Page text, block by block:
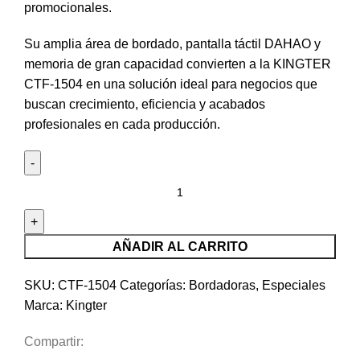
promocionales.
Su amplia área de bordado, pantalla táctil DAHAO y
memoria de gran capacidad convierten a la KINGTER
CTF-1504 en una solución ideal para negocios que
buscan crecimiento, eficiencia y acabados
profesionales en cada producción.
AÑADIR AL CARRITO
SKU: CTF-1504 Categorías: Bordadoras, Especiales
Marca: Kingter
Compartir: